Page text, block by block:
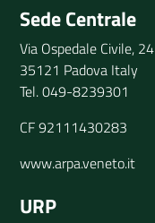
Sede Centrale
Via Ospedale Civile, 24
35121 Padova Italy
Tel. 049-8239301
CF 92111430283
www.arpa.veneto.it
URP